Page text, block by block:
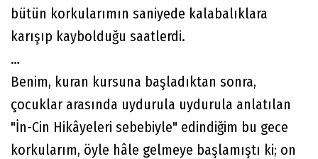
bütün korkularımın saniyede kalabalıklara
karışıp kaybolduğu saatlerdi.
…
Benim, kuran kursuna başladıktan sonra,
çocuklar arasında uydurula uydurula anlatılan
"İn-Cin Hikâyeleri sebebiyle" edindiğim bu gece
korkularım, öyle hâle gelmeye başlamıştı ki; on